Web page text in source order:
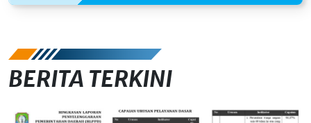
BERITA TERKINI